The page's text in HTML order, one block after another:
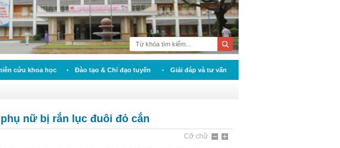
cứu khoa học Đào tạo & Chỉ đạo tuyến Giải đáp và tư vấn
nữ bị rắn lục đuôi đỏ cắn
Cỡ chữ